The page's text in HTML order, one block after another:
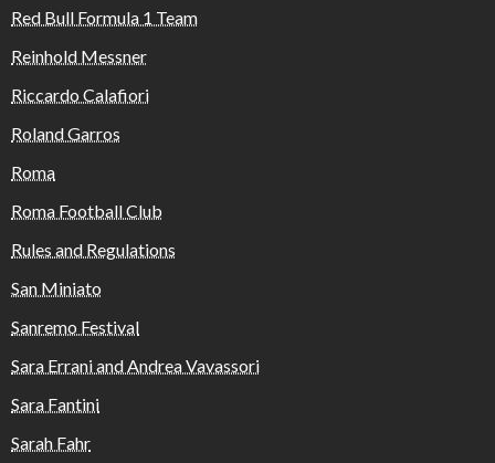
Red Bull Formula 1 Team
Reinhold Messner
Riccardo Calafiori
Roland Garros
Roma
Roma Football Club
Rules and Regulations
San Miniato
Sanremo Festival
Sara Errani and Andrea Vavassori
Sara Fantini
Sarah Fahr